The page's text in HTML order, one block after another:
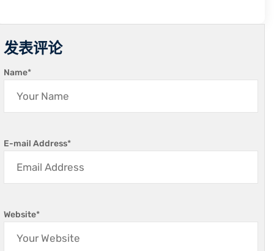
发表评论
Name*
E-mail Address*
Website*